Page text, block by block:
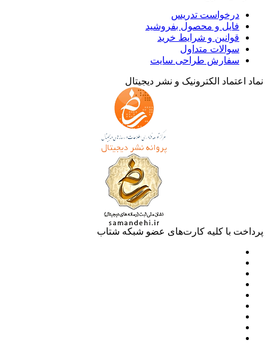
درخواست تدریس
فایل و محصول بفروشید
قوانین و شرایط خرید
سوالات متداول
سفارش طراحی سایت
نماد اعتماد الکترونیک و نشر دیجیتال
پرداخت با کلیه کارت‌های عضو شبکه شتاب